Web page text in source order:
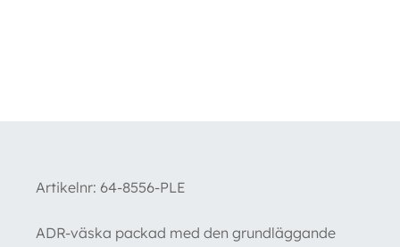
Artikelnr: 64-8556-PLE
ADR-väska packad med den grundläggande